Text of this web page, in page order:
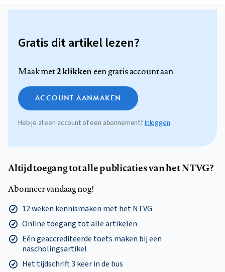
Gratis dit artikel lezen?
Maak met2 klikkeneen gratis account aan
ACCOUNT AANMAKEN
Heb je al een account of een abonnement? Inloggen
Altijd toegang tot alle publicaties van het NTVG?
Abonneer vandaag nog!
12 weken kennismaken met het NTVG
Online toegang tot alle artikelen
Eén geaccrediteerde toets maken bij een
nascholingsartikel
Het tijdschrift 3 keer in de bus